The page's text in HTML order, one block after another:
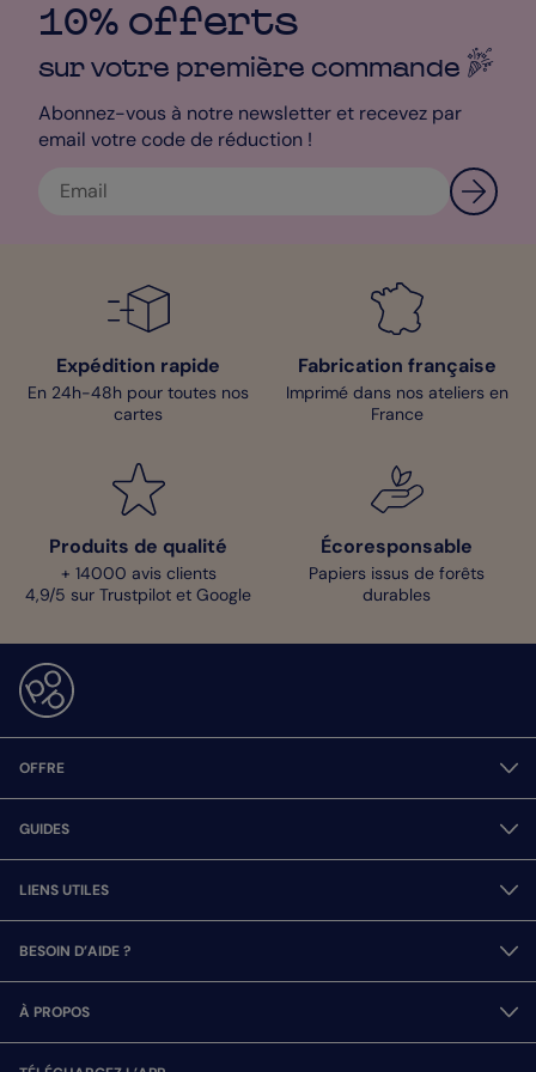
10% offerts
sur votre première commande
Abonnez-vous à notre newsletter et recevez par
email votre code de réduction !
Expédition rapide
En 24h-48h pour toutes nos
cartes
Fabrication française
Imprimé dans nos ateliers en
France
Produits de qualité
+ 14000 avis clients
4,9/5 sur Trustpilot et Google
Écoresponsable
Papiers issus de forêts
durables
OFFRE
GUIDES
LIENS UTILES
BESOIN D’AIDE ?
À PROPOS